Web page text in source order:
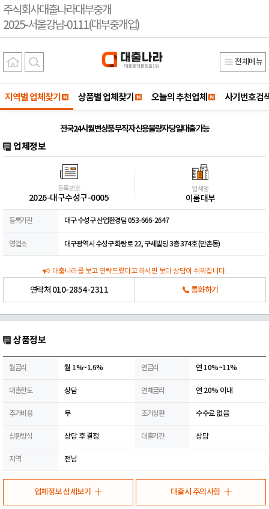
주식회사대출나라대부중개
2025-서울강남-0111(대부중개업)
전체메뉴
지역별 업체찾기 상품별 업체찾기 오늘의 추천업체 사기번호검
전국24시 월변상품 무직자 신용불량자 당일대출 가능
업체정보
등록번호
2026-대구수성구-0005
업체명
이룸대부
등록기관 대구 수성구 산업환경팀 053-666-2647
영업소 대구광역시 수성구 화랑로 22, 구세빌딩 3층 374호 (만촌동)
대출나라를 보고 연락드렸다고 하시면 보다 상담이 쉬워집니다.
연락처 010-2854-2311 통화하기
상품정보
월금리 월 1%~1.6% 연금리 연 10%~11%
대출한도 상담 연체금리 연 20% 이내
추가비용 무 조기상환 수수료 없음
상환방식 상담 후 결정 대출기간 상담
지역 전남
업체정보 상세보기 대출시 주의사항